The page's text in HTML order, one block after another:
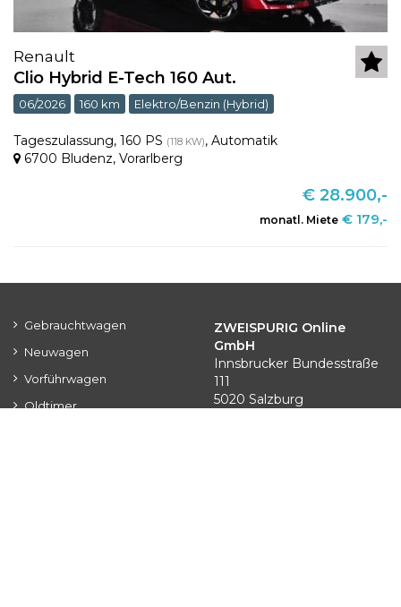
Renault
Clio Hybrid E-Tech 160 Aut.
06/2026 160 km Elektro/Benzin (Hybrid)
Tageszulassung, 160 PS (118 KW), Automatik
6700 Bludenz, Vorarlberg
€ 28.900,-
monatl. Miete € 179,-
Gebrauchtwagen
Neuwagen
Vorführwagen
Oldtimer
ZWEISPURIG Online
GmbH
Innsbrucker Bundesstraße
111
5020 Salzburg